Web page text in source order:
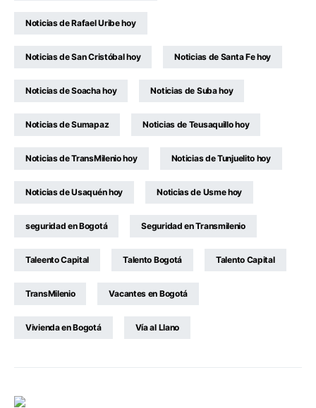
Noticias de Rafael Uribe hoy
Noticias de San Cristóbal hoy Noticias de Santa Fe hoy
Noticias de Soacha hoy Noticias de Suba hoy
Noticias de Sumapaz Noticias de Teusaquillo hoy
Noticias de TransMilenio hoy Noticias de Tunjuelito hoy
Noticias de Usaquén hoy Noticias de Usme hoy
seguridad en Bogotá Seguridad en Transmilenio
Taleento Capital Talento Bogotá Talento Capital
TransMilenio Vacantes en Bogotá
Vivienda en Bogotá Vía al Llano